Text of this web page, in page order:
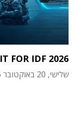
IT FOR IDF 2026
שלישי, 20 באוקטובר 2026